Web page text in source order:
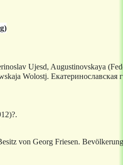
Ujesd, Augustinovskaya
Wolostj. Екатеринославская
von Georg Friesen.